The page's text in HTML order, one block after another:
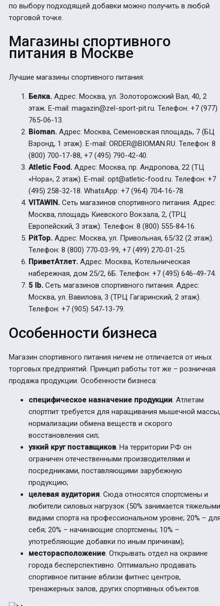
по выбору подходящей добавки можно получить в любой
торговой точке.
Магазины спортивного
питания в Москве
Лучшие магазины спортивного питания:
Белка. Адрес: Москва, ул. Золоторожский Вал, 40, 2
этаж. E-mail: magazin@zel-sport-pit.ru. Телефон: +7 (977)
765-06-13.
Bioman. Адрес: Москва, Семеновская площадь, 7 (БЦ
Вэронд, 1 этаж). E-mail: ORDER@BIOMAN.RU. Телефон: 8
(800) 700-17-88, +7 (495) 790-42-40.
Atletic Food. Адрес: Москва, пр. Андропова, 22 (ТЦ
«Нора», 2 этаж). E-mail: opt@atletic-food.ru. Телефон: +7
(495) 258-32-18. WhatsApp: +7 (964) 704-16-78.
VITAWIN. Сеть магазинов спортивного питания. Адрес:
Москва, площадь Киевского Вокзала, 2, (ТРЦ
Европейский, 3 этаж). Телефон: 8 (800) 555-84-16.
PitTop. Адрес: Москва, ул. Привольная, 65/32 (2 этаж).
Телефон: 8 (800) 770‑03-99, +7 (499) 270‑01-25.
ПриветАтлет. Адрес: Москва, Котельническая
набережная, дом 25/2, 6Б. Телефон: +7 (495) 646-49-74.
5 lb. Сеть магазинов спортивного питания. Адрес:
Москва, ул. Вавилова, 3 (ТРЦ Гагаринский, 2 этаж).
Телефон: +7 (905) 547‑13-79.
Особенности бизнеса
Магазин спортивного питания ничем не отличается от иных
торговых предприятий. Принцип работы тот же – розничная
продажа продукции. Особенности бизнеса:
специфическое назначение продукции. Атлетам
спортпит требуется для наращивания мышечной массы,
нормализации обмена веществ и скорого
восстановления сил;
узкий круг поставщиков. На территории РФ он
ограничен отечественными производителями и
посредниками, поставляющими зарубежную
продукцию;
целевая аудитория. Сюда относятся спортсмены и
любители силовых нагрузок (50% занимается тяжелыми
видами спорта на профессиональном уровне; 20% –
себя; 20% – начинающие спортсмены; 10% –
употребляющие добавки по иным причинам);
месторасположение. Открывать отдел на окраине
города бесперспективно. Оптимально продавать
спортивное питание вблизи фитнес центров,
тренажерных залов, других спортивных объектов.